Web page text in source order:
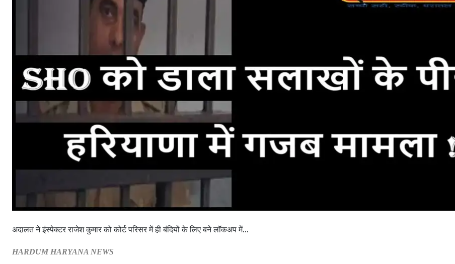
अदालत ने इंस्पेक्टर राजेश कुमार को कोर्ट परिसर में ही बंदियों के लिए बने लॉकअप में...
HARDUM HARYANA NEWS